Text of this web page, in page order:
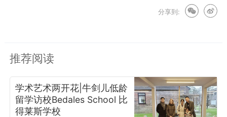
分享到:
推荐阅读
学术艺术两开花|牛剑儿低龄
留学访校Bedales School 比
得莱斯学校